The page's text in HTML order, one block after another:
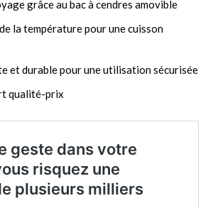
grâce au bac à cendres amovible
la température pour une cuisson
et durable pour une utilisation sécurisée
qualité-prix